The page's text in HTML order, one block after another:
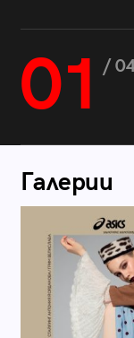
01 /
Галерии